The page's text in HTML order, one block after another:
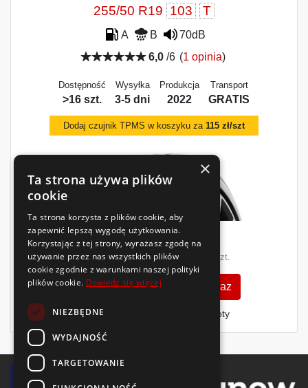
255/50 R19 103 T
A B
70dB
6,0/6 (1 opinia)
Dostępność
>16 szt.
Wysyłka
3-5 dni
Produkcja
2022
Transport
GRATIS
Dodaj czujnik TPMS w koszyku za 115 zł/szt
785zł /szt. 1172 /szt.
Zobacz szczegóły Kup teraz
Finansowanie dla firm - MŚP i floty
×
Ta strona używa plików
cookie
Ta strona korzysta z plików cookie, aby
zapewnić lepszą wygodę użytkowania.
Korzystając z tej strony, wyrażasz zgodę na
używanie przez nas wszystkich plików
cookie zgodnie z warunkami naszej polityki
plików cookie. Dowiedz się więcej
NIEZBĘDNE
WYDAJNOŚĆ
TARGETOWANIE